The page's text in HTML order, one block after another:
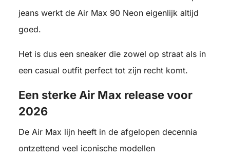
jeans werkt de Air Max 90 Neon eigenlijk altijd
goed.
Het is dus een sneaker die zowel op straat als in
een casual outfit perfect tot zijn recht komt.
Een sterke Air Max release voor
2026
De Air Max lijn heeft in de afgelopen decennia
ontzettend veel iconische modellen